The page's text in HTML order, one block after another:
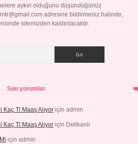
aykırı olduğunu düşündüğünüz
adresine bildirmeniz halinde,
sitemizden kaldırılacaktır.
Son yorumlar
Kaç Tl Maaş Alıyor için admin
Kaç Tl Maaş Alıyor için Delikanlı
için admin